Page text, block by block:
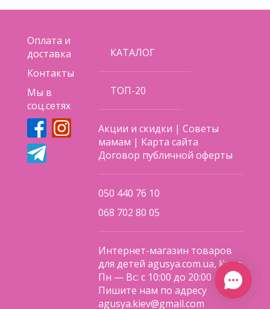
Оплата и
доставка
Контакты
Мы в
соц.сетях
КАТАЛОГ
ТОП-20
Акции и скидки |Советы
мамам | Карта сайта
Договор публичной оферты
050 440 76 10
068 702 80 05
Интернет-магазин товаров
для детей agusya.com.ua, Киев
Пн — Вс: с 10:00 до 20:00
Пишите нам по адресу
agusya.kiev@gmail.com